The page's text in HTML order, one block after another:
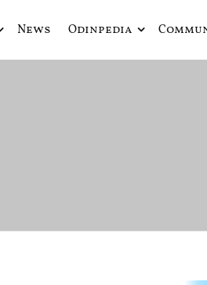
Odín
actualidad con mitología
News Odinpedia